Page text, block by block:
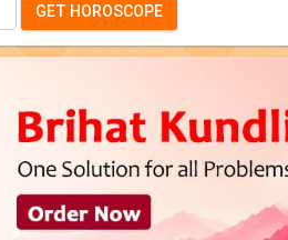
GET HOROSCOPE